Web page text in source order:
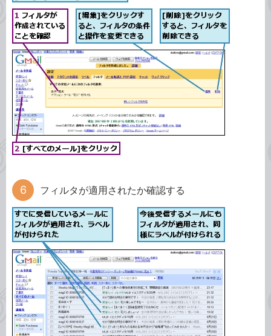
フィルタが適用されたか確認する